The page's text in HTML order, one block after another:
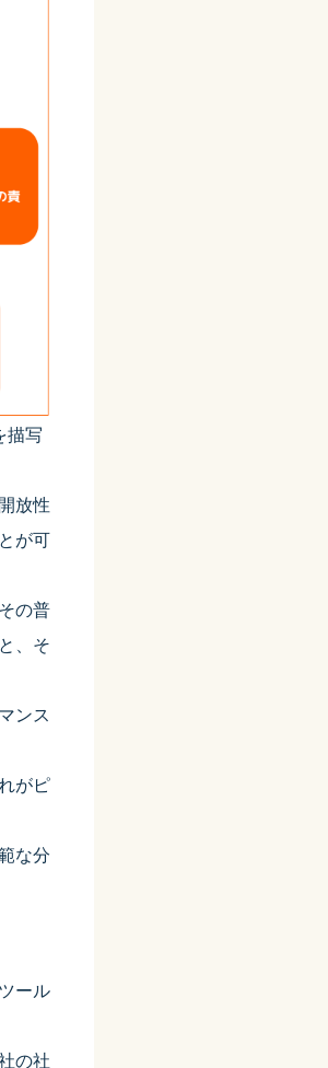
描写
放性
が可
の普
、そ
ンス
がピ
な分
ール
の社